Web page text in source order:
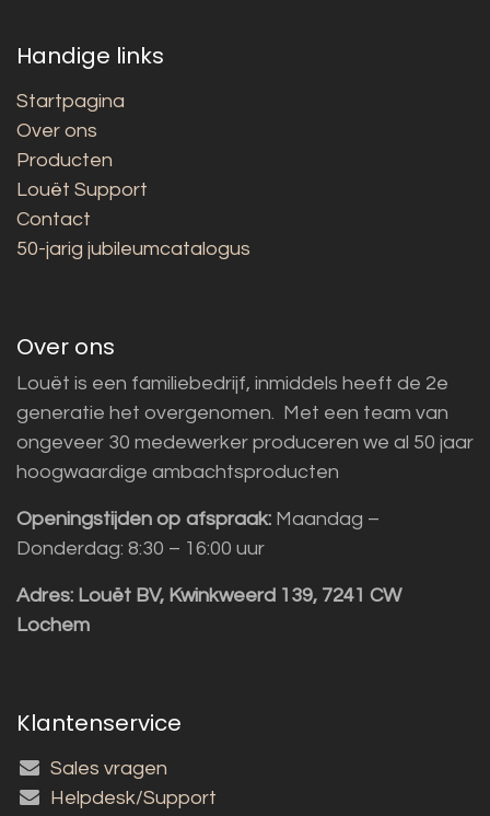
Handige links
Startpagina
Over ons
Producten
Louët Support
Contact
50-jarig jubileumcatalogus
Over ons
Louët is een familiebedrijf, inmiddels heeft de 2e
generatie het overgenomen. Met een team van
ongeveer 30 medewerker produceren we al 50 jaar
hoogwaardige ambachtsproducten
Openingstijden op afspraak: Maandag –
Donderdag: 8:30 – 16:00 uur
Adres: Louët BV, Kwinkweerd 139, 7241 CW
Lochem
Klantenservice
Sales vragen
Helpdesk/Support